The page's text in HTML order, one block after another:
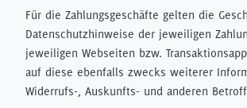
Für die Zahlungsgeschäfte gelten die
Datenschutzhinweise der jeweiligen
jeweiligen Webseiten bzw.
auf diese ebenfalls zwecks weiterer
Widerrufs-, Auskunfts- und anderen